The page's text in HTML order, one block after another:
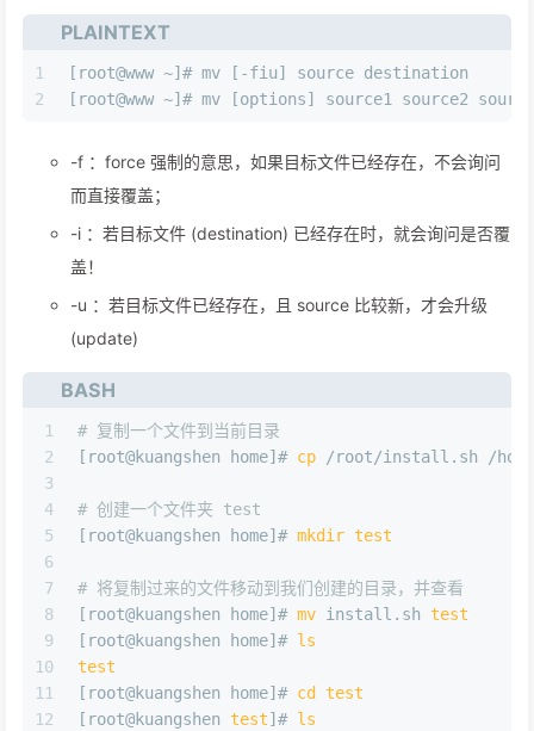
PLAINTEXT
1
2
[root@www ~]# mv [-fiu] source destination
[root@www ~]# mv [options] source1 source2
-f ：force 强制的意思，如果目标文件已经存在，不会询问
而直接覆盖；
-i ：若目标文件 (destination) 已经存在时，就会询问是否覆
盖！
-u ：若目标文件已经存在，且 source 比较新，才会升级
(update)
BASH
1
2
3
4
5
6
7
8
9
10
11
12
# 复制一个文件到当前目录
[root@kuangshen home]# cp /root/install.sh /home
# 创建一个文件夹 test
[root@kuangshen home]# mkdir test
# 将复制过来的文件移动到我们创建的目录，并查看
[root@kuangshen home]# mv install.sh test
[root@kuangshen home]# ls
test
[root@kuangshen home]# cd
test
[root@kuangshen test]# ls